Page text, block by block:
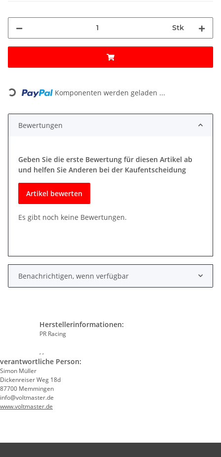
Stk
Loading... Komponenten werden geladen ...
Bewertungen
Geben Sie die erste Bewertung für diesen Artikel ab
und helfen Sie Anderen bei der Kaufentscheidung
Artikel bewerten
Es gibt noch keine Bewertungen.
Benachrichtigen, wenn verfügbar
Herstellerinformationen:
PR Racing
, ,
verantwortliche Person:
Simon Müller
Dickenreiser Weg 18d
87700 Memmingen
info@voltmaster.de
www.voltmaster.de